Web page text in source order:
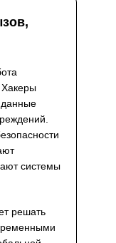
данные
системы
решать